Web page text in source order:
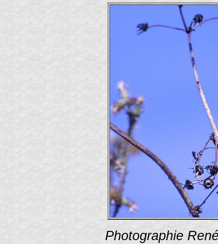
Photographie